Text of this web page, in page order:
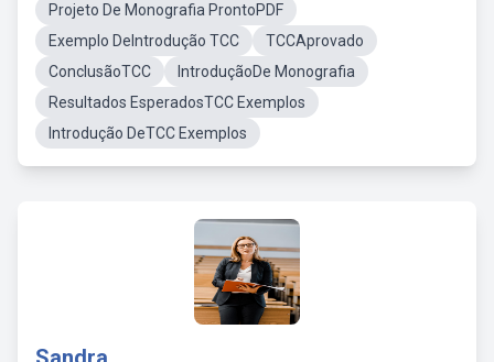
Projeto De Monografia ProntoPDF
Exemplo DeIntrodução TCC
TCCAprovado
ConclusãoTCC
IntroduçãoDe Monografia
Resultados EsperadosTCC Exemplos
Introdução DeTCC Exemplos